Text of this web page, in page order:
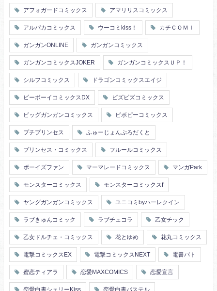
アフォガードコミックス アマリリスコミックス
アルパカコミックス ウーコミkiss！ カチＣＯＭＩ
ガンガンONLINE ガンガンコミックス
ガンガンコミックスJOKER ガンガンコミックスＵＰ！
シルフコミックス ドラゴンコミックスエイジ
ビーボーイコミックスDX ビズビズコミックス
ビッグガンガンコミックス ビボピーコミックス
プチプリンセス ふゅーじょんぷろだくと
プリンセス・コミックス フルールコミックス
ボーイズファン マーマレードコミックス マンガPark
モンスターコミックス モンスターコミックスf
ヤングガンガンコミックス ユニコミbyハーレクイン
ラブきゅんコミック ラブチュコラ 乙女チック
乙女ドルチェ・コミックス 花とゆめ 花丸コミックス
電撃コミックスEX 電撃コミックスNEXT 電書バト
蜜恋ティアラ 恋愛MAXCOMICS 恋愛宣言
恋愛白書シェリーKiss 恋愛白書パステル